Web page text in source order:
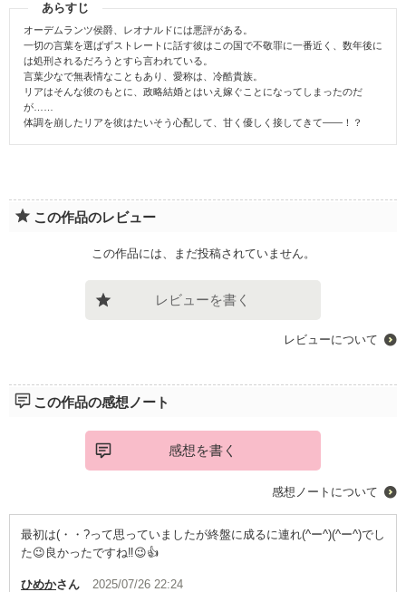
あらすじ
オーデムランツ侯爵、レオナルドには悪評がある。
一切の言葉を選ばずストレートに話す彼はこの国で不敬罪に一番近く、数年後に
は処刑されるだろうとすら言われている。
言葉少なで無表情なこともあり、愛称は、冷酷貴族。
リアはそんな彼のもとに、政略結婚とはいえ嫁ぐことになってしまったのだ
が……
体調を崩したリアを彼はたいそう心配して、甘く優しく接してきて――！？
この作品のレビュー
この作品には、まだ投稿されていません。
レビューを書く
レビューについて
この作品の感想ノート
感想を書く
感想ノートについて
最初は(・・?って思っていましたが終盤に成るに連れ(^ー^)(^ー^)でし
た😉良かったですね‼️😉👍️
ひめかさん 2025/07/26 22:24